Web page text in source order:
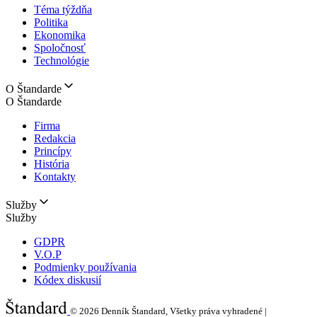
Téma týždňa
Politika
Ekonomika
Spoločnosť
Technológie
O Štandarde
O Štandarde
Firma
Redakcia
Princípy
História
Kontakty
Služby
Služby
GDPR
V.O.P
Podmienky používania
Kódex diskusií
© 2026 Denník Štandard, Všetky práva vyhradené |